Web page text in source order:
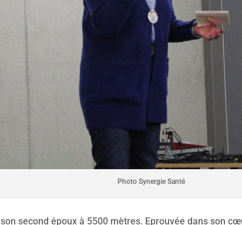
Photo Synergie Santé
son second époux à 5500 mètres. Eprouvée dans son